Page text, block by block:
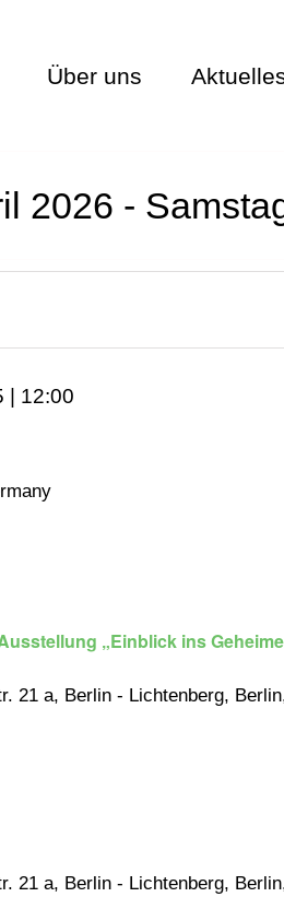
Über uns
2026 -
| 12:00
„Einblick ins
21 a, Berlin - Lichtenberg,
21 a, Berlin - Lichtenberg,